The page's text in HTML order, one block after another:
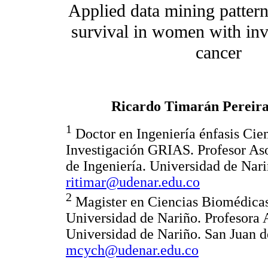
Applied data mining
survival in women with
cancer
Ricardo Timarán
1 Doctor en Ingeniería énfasis
Investigación GRIAS. Profesor
de Ingeniería. Universidad de
ritimar@udenar.edu.co
2 Magister en Ciencias
Universidad de Nariño. Profesora
Universidad de Nariño. San Juan
mcych@udenar.edu.co